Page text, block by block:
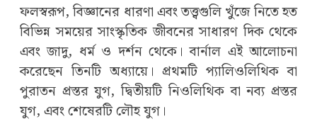
ফলস্বরূপ, বিজ্ঞানের ধারণা এবং তত্ত্বগুলি খুঁজে নিতে হত
বিভিন্ন সময়ের সাংস্কৃতিক জীবনের সাধারণ দিক থেকে
এবং জাদু, ধর্ম ও দর্শন থেকে। বার্নাল এই আলোচনা
করেছেন তিনটি অধ্যায়ে। প্রথমটি প্যালিওলিথিক বা
পুরাতন প্রস্তর যুগ, দ্বিতীয়টি নিওলিথিক বা নব্য প্রস্তর
যুগ, এবং শেষেরটি লৌহ যুগ।